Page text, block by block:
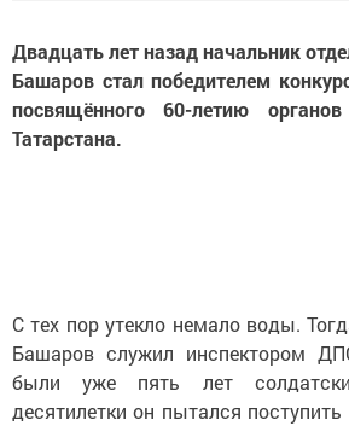
Двадцать лет назад начальник
Башаров стал победителем
посвящённого 60-летию органов
Татарстана.
С тех пор утекло немало воды.
Башаров служил инспектором
были уже пять лет
десятилетки он пытался